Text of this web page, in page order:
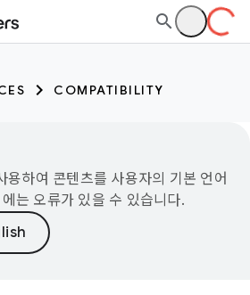
COMPATIBILITY
하여 콘텐츠를 사용자의 기본 언어
는 오류가 있을 수 있습니다.